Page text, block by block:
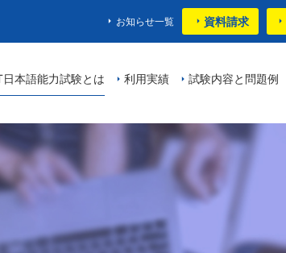
本語能力試験とは 利用実績 試験内容と問題例
お知らせ一覧 資料請求